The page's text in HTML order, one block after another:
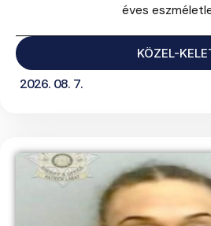
éves
KÖZEL-
2026. 08. 7.